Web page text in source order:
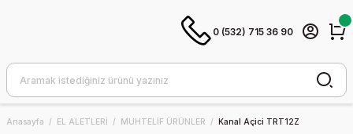
0 (532) 715 36 90
Anasayfa EL ALETLERİ MUHTELİF ÜRÜNLER Kanal Açici TRT12Z